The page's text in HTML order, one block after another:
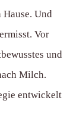
Und
Vor
und
Milch.
entwickelt